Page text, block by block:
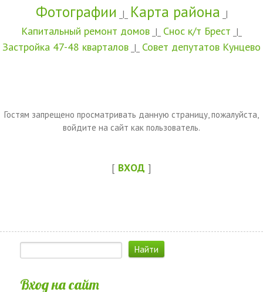
Фотографии _|_ Карта района _|
Капитальный ремонт домов _|_ Снос к/т Брест _|_
Застройка 47-48 кварталов _|_ Совет депутатов Кунцево
Гостям запрещено просматривать данную страницу, пожалуйста,
войдите на сайт как пользователь.
[ ВХОД ]
Вход на сайт